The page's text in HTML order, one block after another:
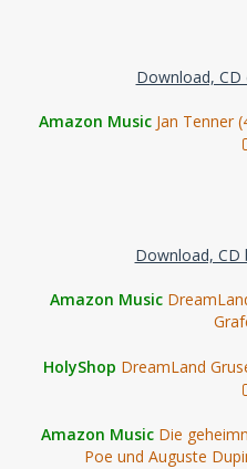
Download,
Amazon Music Jan Tenner
Download, CD
Amazon Music
HolyShop DreamLand
Amazon Music Die
Poe und Auguste